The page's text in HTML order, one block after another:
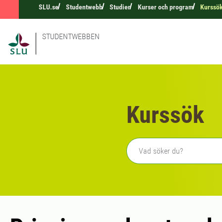
SLU.se Studentwebb Studier Kurser och program
STUDENTWEBBEN
Kurssök
Fritext sökning